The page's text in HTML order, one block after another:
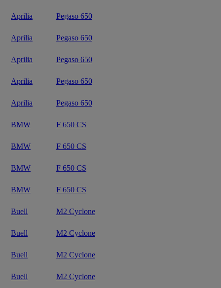
Aprilia Pegaso 650
Aprilia Pegaso 650
Aprilia Pegaso 650
Aprilia Pegaso 650
Aprilia Pegaso 650
BMW F 650 CS
BMW F 650 CS
BMW F 650 CS
BMW F 650 CS
Buell M2 Cyclone
Buell M2 Cyclone
Buell M2 Cyclone
Buell M2 Cyclone